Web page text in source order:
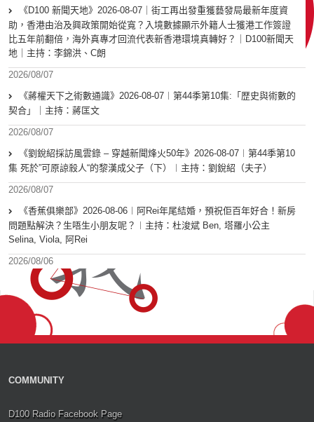
《D100 新聞天地》2026-08-07｜街工再出發重獲藝發局最新年度資
助，香港由治及興政策開始從寬？入境數據顯示外籍人士獲港工作簽證
比五年前翻倍，海外真專才回流代表新香港環境真轉好？｜D100新聞天
地｜主持：李錦洪、C朗
2026/08/07
《蔣權天下之術數通識》2026-08-07︱第44季第10集:「歴史與術數的
契合」｜主持：蔣匡文
2026/08/07
《劉銳紹採訪風雲錄 – 穿越新聞烽火50年》2026-08-07︱第44季第10
集 死於”可原諒殺人“的黎漢成父子（下）︱主持：劉銳紹（夫子）
2026/08/07
《香蕉俱樂部》2026-08-06︱阿Rei年尾結婚，預祝佢百年好合！新房
問題點解決？生唔生小朋友呢？︱主持：杜浚斌 Ben, 塔羅小公主
Selina, Viola, 阿Rei
2026/08/06
COMMUNITY
D100 Radio Facebook Page